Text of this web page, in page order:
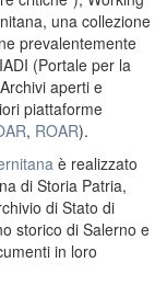
una collezione
prevalentemente
(Portale per la
aperti e
piattaforme
, ROAR).
è realizzato
di Storia Patria,
di Stato di
storico di Salerno e
in loro